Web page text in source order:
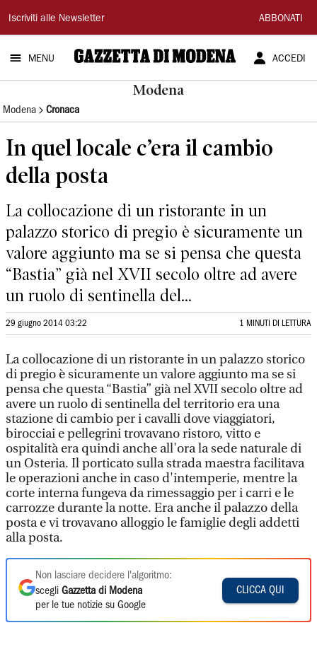
Gazzetta
di
Modena
Iscriviti alle Newsletter ABBONATI
MENU ACCEDI
Modena
Modena Cronaca
In quel locale c’era il cambio
della posta
La collocazione di un ristorante in un
palazzo storico di pregio è sicuramente un
valore aggiunto ma se si pensa che questa
“Bastia” già nel XVII secolo oltre ad avere
un ruolo di sentinella del...
29 giugno 2014 03:22 1 MINUTI DI LETTURA
La collocazione di un ristorante in un palazzo storico
di pregio è sicuramente un valore aggiunto ma se si
pensa che questa “Bastia” già nel XVII secolo oltre ad
avere un ruolo di sentinella del territorio era una
stazione di cambio per i cavalli dove viaggiatori,
birocciai e pellegrini trovavano ristoro, vitto e
ospitalità era quindi anche all'ora la sede naturale di
un Osteria. Il porticato sulla strada maestra facilitava
le operazioni anche in caso d'intemperie, mentre la
corte interna fungeva da rimessaggio per i carri e le
carrozze durante la notte. Era anche il palazzo della
posta e vi trovavano alloggio le famiglie degli addetti
alla posta.
Non lasciare decidere l'algoritmo:
scegli Gazzetta di Modena
per le tue notizie su Google
CLICCA QUI